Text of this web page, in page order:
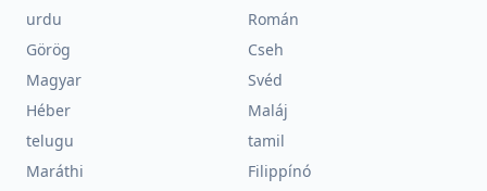
urdu
Román
Görög
Cseh
Magyar
Svéd
Héber
Maláj
telugu
tamil
Maráthi
Filippínó